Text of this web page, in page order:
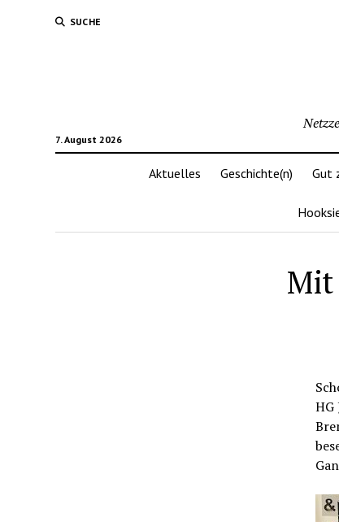
SUCHE
7. August 2026
Aktuelles Geschichte(n) Gut
Mit
HG